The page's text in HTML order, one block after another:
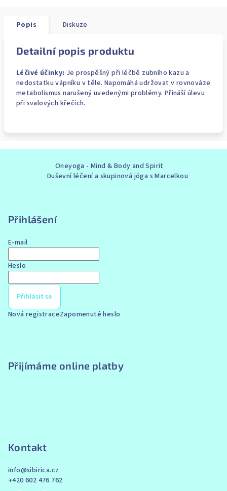
Popis Diskuze
Detailní popis produktu
Léčivé účinky: Je prospěšný při léčbě zubního kazu a
nedostatku vápníku v těle. Napomáhá udržovat v rovnováze
metabolismus narušený uvedenými problémy. Přináší úlevu
při svalových křečích.
Oneyoga - Mind & Body and Spirit
Duševní léčení a skupinová jóga s Marcelkou
Přihlášení
E-mail
Heslo
Přihlásit se
Nová registraceZapomenuté heslo
Přijímáme online platby
Kontakt
info@sibirica.cz
+420 602 476 762